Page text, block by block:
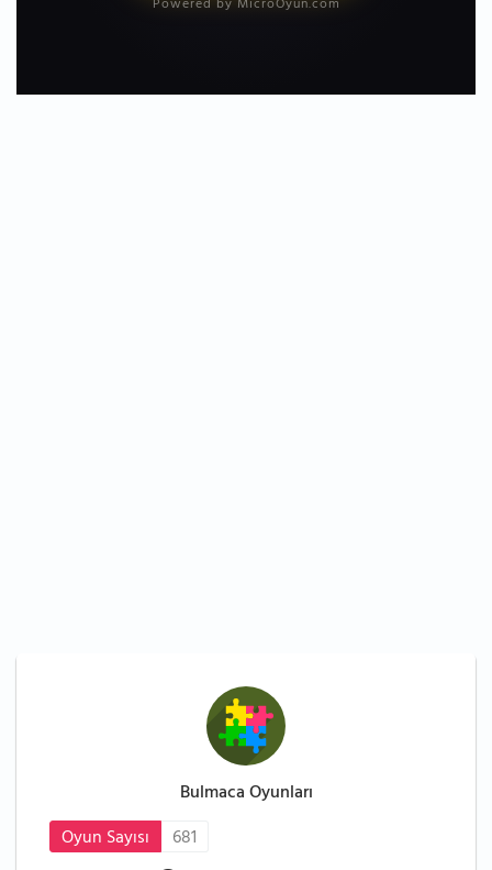
Powered by MicroOyun.com
Bulmaca Oyunları
Oyun Sayısı
681